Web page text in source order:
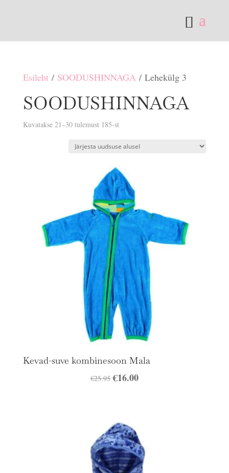
Esileht/ SOODUSHINNAGA/ Lehekülg 3
SOODUSHINNAGA
Kuvatakse 21–30 tulemust 185-stSorditud
Kevad-suve kombinesoon Mala
€25.95 Algne
€25.95.
€16.00Praegune